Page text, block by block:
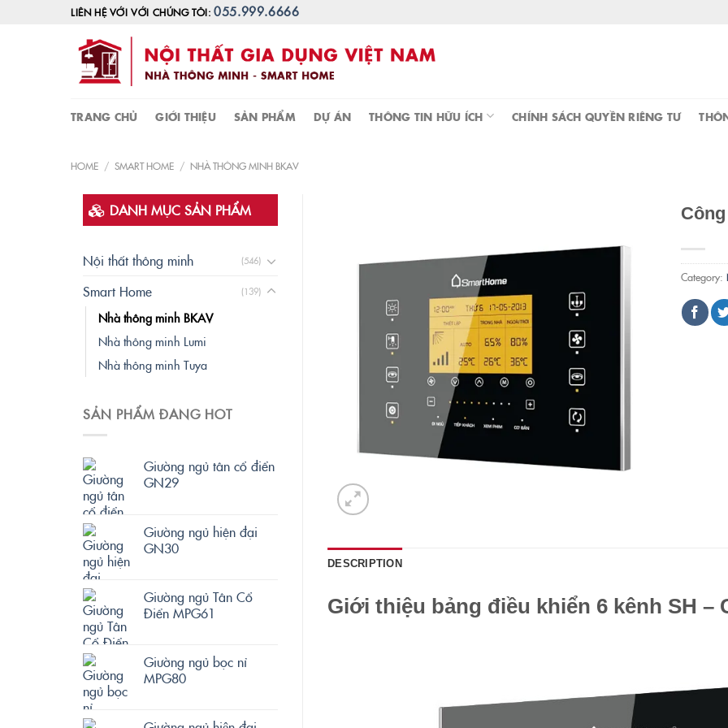
LIÊN HỆ VỚI VỚI CHÚNG TÔI:055.999.6666
TRANG CHỦ GIỚI THIỆU SẢN PHẨM DỰ ÁN THÔNG TIN HỮU ÍCH CHÍNH SÁCH QUYỀN RIÊNG TƯ
HOME / SMART HOME / NHÀ THÔNG MINH BKAV
DANH MỤC SẢN PHẨM
Nội thất thông minh (546)
Smart Home (139)
Nhà thông minh BKAV
Nhà thông minh Lumi
Nhà thông minh Tuya
SẢN PHẨM ĐANG HOT
Giường ngủ tân cổ điển
GN29
Giường ngủ hiện đại
GN30
Giường ngủ Tân Cổ
Điển MPG61
Giường ngủ bọc nỉ
MPG80
Category:
DESCRIPTION
Giới thiệu bảng điều khiển 6 kênh SH –